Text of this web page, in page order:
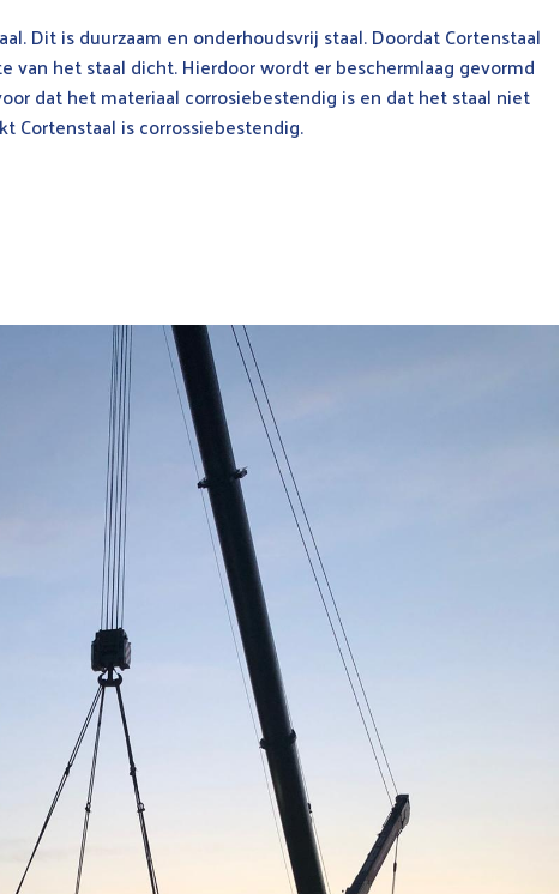
Dit is duurzaam en onderhoudsvrij staal. Doordat Cortenstaal
van het staal dicht. Hierdoor wordt er beschermlaag gevormd
dat het materiaal corrosiebestendig is en dat het staal niet
Cortenstaal is corrossiebestendig.